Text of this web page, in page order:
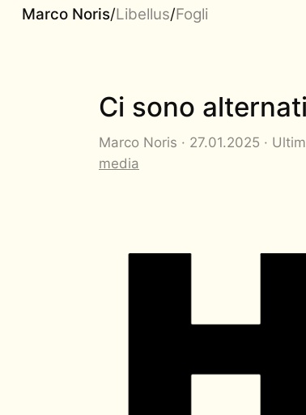
Marco Noris/Libellus/Fogli
Ci sono
Marco Noris · 27.01.2025 ·
media